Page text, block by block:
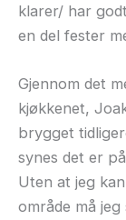
klarer/ har
en del fester
Gjennom det
kjøkkenet,
brygget
synes det er
Uten at jeg
område må